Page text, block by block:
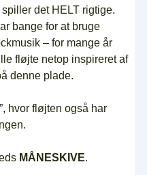
det HELT rigtige.
bange for at bruge
– for mange år
fløjte netop inspireret af
denne plade.
hvor fløjten også har
MÅNESKIVE.